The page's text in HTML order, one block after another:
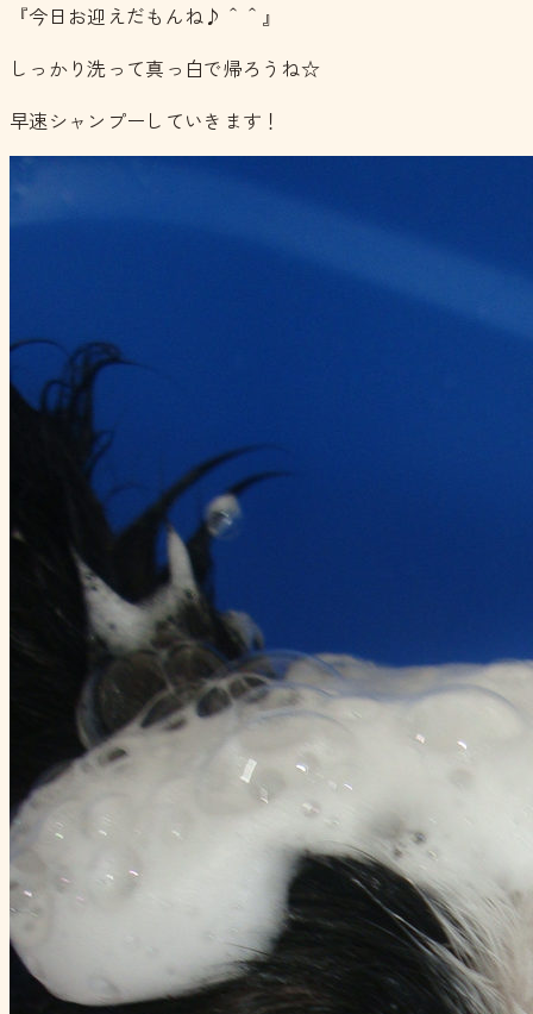
『今日お迎えだもんね♪＾＾』
しっかり洗って真っ白で帰ろうね☆
早速シャンプーしていきます！